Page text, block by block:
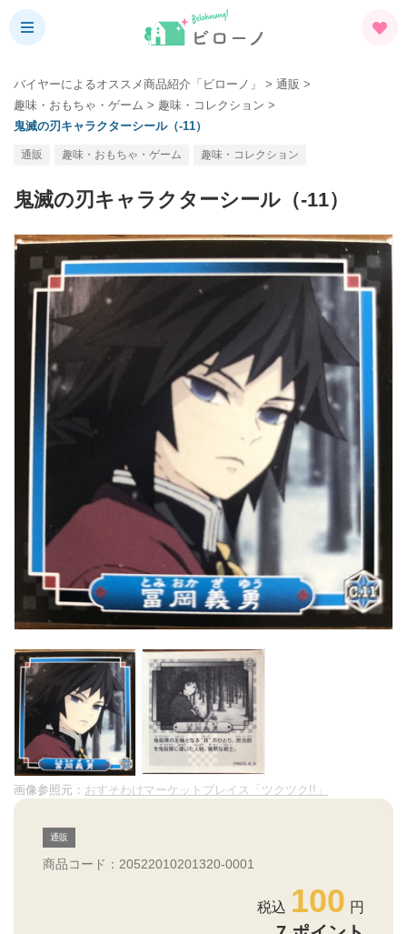
バイヤーによるオススメ商品紹介「ビローノ」 > 通販 >
趣味・おもちゃ・ゲーム > 趣味・コレクション >
鬼滅の刃キャラクターシール（-11）
通販 趣味・おもちゃ・ゲーム 趣味・コレクション
鬼滅の刃キャラクターシール（-11）
画像参照元： おすそわけマーケットプレイス「ツクツク!!」
通販
商品コード：20522010201320-0001
100